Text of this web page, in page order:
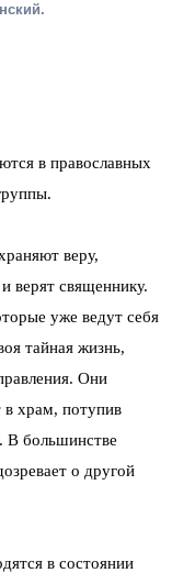
в православных
веру,
верят священнику.
уже ведут себя
тайная жизнь,
Они
в храм, потупив
В большинстве
о другой
в состоянии